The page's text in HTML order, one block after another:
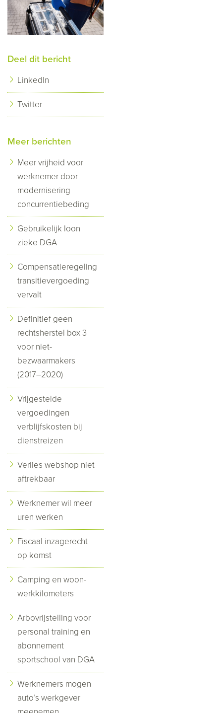
Deel dit bericht
LinkedIn
Twitter
Meer berichten
Meer vrijheid voor
werknemer door
modernisering
concurrentiebeding
Gebruikelijk loon
zieke DGA
Compensatieregeling
transitievergoeding
vervalt
Definitief geen
rechtsherstel box 3
voor niet-
bezwaarmakers
(2017–2020)
Vrijgestelde
vergoedingen
verblijfskosten bij
dienstreizen
Verlies webshop niet
aftrekbaar
Werknemer wil meer
uren werken
Fiscaal inzagerecht
op komst
Camping en woon-
werkkilometers
Arbovrijstelling voor
personal training en
abonnement
sportschool van DGA
Werknemers mogen
auto’s werkgever